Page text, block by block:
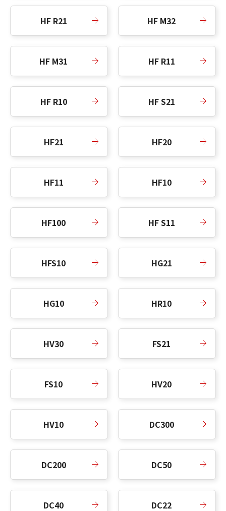
HF R21 HF M32
HF M31 HF R11
HF R10 HF S21
HF21 HF20
HF11 HF10
HF100 HF S11
HFS10 HG21
HG10 HR10
HV30 FS21
FS10 HV20
HV10 DC300
DC200 DC50
DC40 DC22